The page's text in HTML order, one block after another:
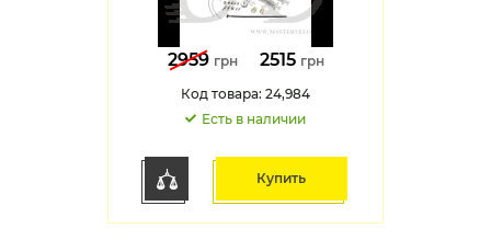
2959 грн 2515 грн
Код товара: 24,984
Есть в наличии
Купить